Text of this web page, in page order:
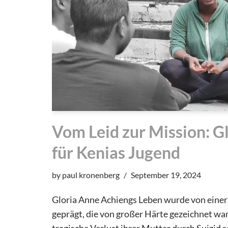
Vom Leid zur Mission:
für Kenias Jugend
by paul kronenberg September 19, 2024
Gloria Anne Achiengs Leben wurde von
geprägt, die von großer Härte gezeichnet